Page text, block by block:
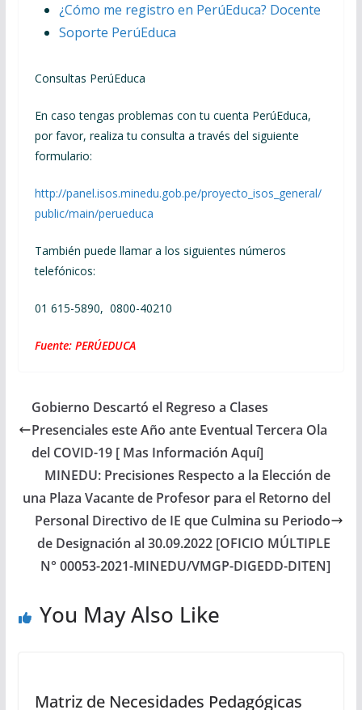
¿Cómo me registro en PerúEduca? Docente
Soporte PerúEduca
Consultas PerúEduca
En caso tengas problemas con tu cuenta PerúEduca,
por favor, realiza tu consulta a través del siguiente
formulario:
http://panel.isos.minedu.gob.pe/proyecto_isos_general/
public/main/perueduca
También puede llamar a los siguientes números
telefónicos:
01 615-5890, 0800-40210
Fuente: PERÚEDUCA
Gobierno Descartó el Regreso a Clases
Presenciales este Año ante Eventual Tercera Ola
del COVID-19 [ Mas Información Aquí]
MINEDU: Precisiones Respecto a la Elección de
una Plaza Vacante de Profesor para el Retorno del
Personal Directivo de IE que Culmina su Periodo
de Designación al 30.09.2022 [OFICIO MÚLTIPLE
N° 00053-2021-MINEDU/VMGP-DIGEDD-DITEN]
You May Also Like
Matriz de Necesidades Pedagógicas